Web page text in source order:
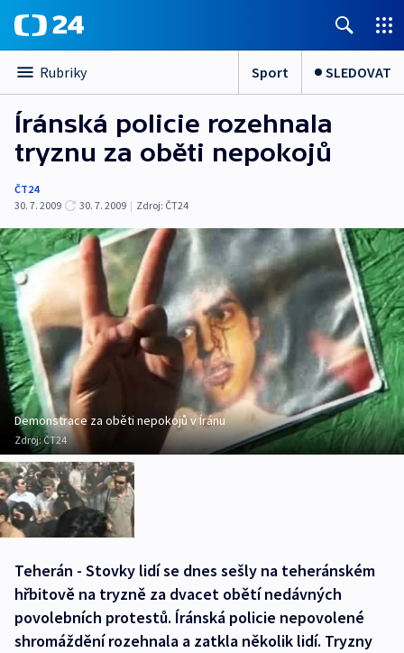
Rubriky Sport SLEDOVAT
Íránská policie rozehnala
tryznu za oběti nepokojů
ČT24
30. 7. 2009
30. 7. 2009 | Zdroj: ČT24
Demonstrace za oběti nepokojů v Íránu
Zdroj:ČT24
Teherán - Stovky lidí se dnes sešly na teheránském
hřbitově na tryzně za dvacet obětí nedávných
povolebních protestů. Íránská policie nepovolené
shromáždění rozehnala a zatkla několik lidí. Tryzny